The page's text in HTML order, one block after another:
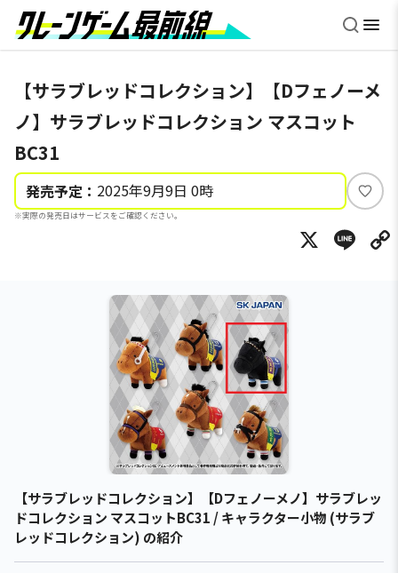
【サラブレッドコレクション】【Dフェノーメ
ノ】サラブレッドコレクション マスコット
BC31
発売予定： 2025年9月9日 0時
※実際の発売日はサービスをご確認ください。
い
ね
X
【サラブレッドコレクション】【Dフェノーメノ】サラブレッ
ドコレクション マスコットBC31 / キャラクター小物 (サラブ
レッドコレクション) の紹介